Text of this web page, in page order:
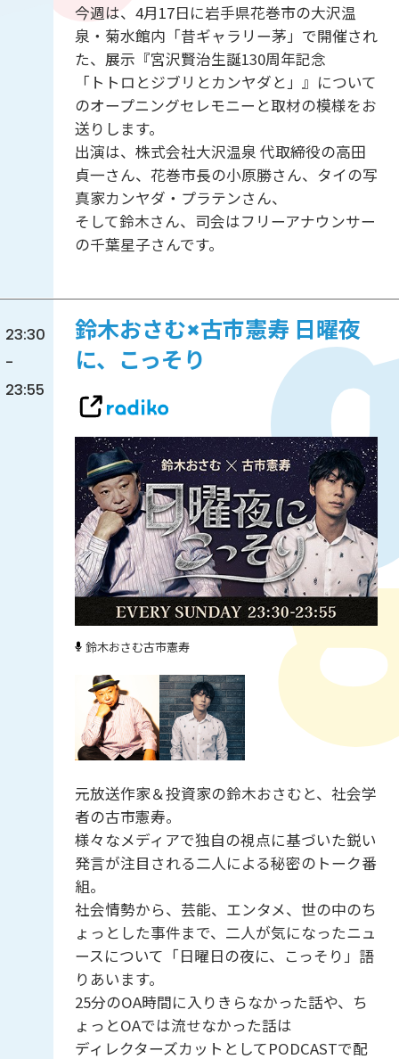
今週は、4月17日に岩手県花巻市の大沢温
泉・菊水館内「昔ギャラリー茅」で開催され
た、展示『宮沢賢治生誕130周年記念
「トトロとジブリとカンヤダと」』について
のオープニングセレモニーと取材の模様をお
送りします。
出演は、株式会社大沢温泉 代取締役の高田
貞一さん、花巻市長の小原勝さん、タイの写
真家カンヤダ・プラテンさん、
そして鈴木さん、司会はフリーアナウンサー
の千葉星子さんです。
23:30
-
23:55
鈴木おさむ×古市憲寿 日曜夜
に、こっそり
鈴木おさむ古市憲寿
元放送作家＆投資家の鈴木おさむと、社会学
者の古市憲寿。
様々なメディアで独自の視点に基づいた鋭い
発言が注目される二人による秘密のトーク番
組。
社会情勢から、芸能、エンタメ、世の中のち
ょっとした事件まで、二人が気になったニュ
ースについて「日曜日の夜に、こっそり」語
りあいます。
25分のOA時間に入りきらなかった話や、ち
ょっとOAでは流せなかった話は
ディレクターズカットとしてPODCASTで配